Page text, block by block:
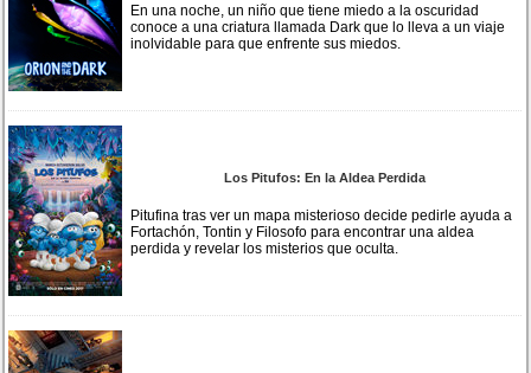
En una noche, un niño que tiene miedo a la oscuridad
conoce a una criatura llamada Dark que lo lleva a un viaje
inolvidable para que enfrente sus miedos.
Los Pitufos: En la Aldea Perdida
Pitufina tras ver un mapa misterioso decide pedirle ayuda a
Fortachón, Tontin y Filosofo para encontrar una aldea
perdida y revelar los misterios que oculta.